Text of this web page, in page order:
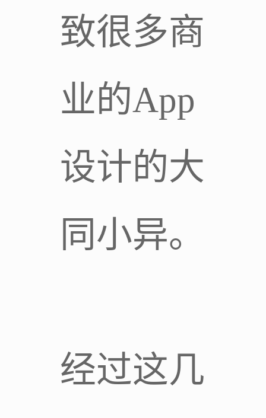
致很多商
业的App
设计的大
同小异。
经过这几